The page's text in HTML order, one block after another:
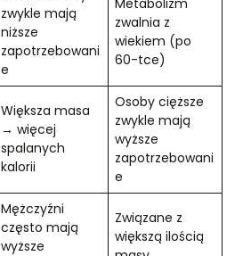
zwykle mają
niższe
zapotrzebowani
e
zwalnia z
wiekiem (po
60-tce)
Większa masa
→ więcej
spalanych
kalorii
Osoby cięższe
zwykle mają
wyższe
zapotrzebowani
e
Mężczyźni
często mają
wyższe
Związane z
większą ilością